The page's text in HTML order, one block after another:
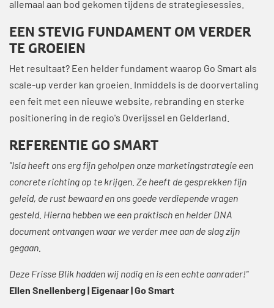
allemaal aan bod gekomen tijdens de strategiesessies.
EEN STEVIG FUNDAMENT OM VERDER
TE GROEIEN
Het resultaat? Een helder fundament waarop Go Smart als
scale-up verder kan groeien. Inmiddels is de doorvertaling
een feit met een nieuwe website, rebranding en sterke
positionering in de regio's Overijssel en Gelderland.
REFERENTIE GO SMART
"Isla heeft ons erg fijn geholpen onze marketingstrategie een
concrete richting op te krijgen. Ze heeft de gesprekken fijn
geleid, de rust bewaard en ons goede verdiepende vragen
gesteld. Hierna hebben we een praktisch en helder DNA
document ontvangen waar we verder mee aan de slag zijn
gegaan.
Deze Frisse Blik hadden wij nodig en is een echte aanrader!"
Ellen Snellenberg | Eigenaar | Go Smart